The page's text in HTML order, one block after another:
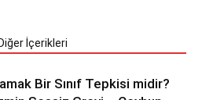
İçerikleri
Bir Sınıf Tepkisi midir?